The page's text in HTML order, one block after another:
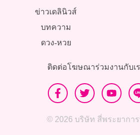
ข่าวเดลินิวส์
บทความ
ดวง-หวย
ติดต่อโฆษณาร่วมงานกับเ
© 2026 บริษัท สี่พระยากา